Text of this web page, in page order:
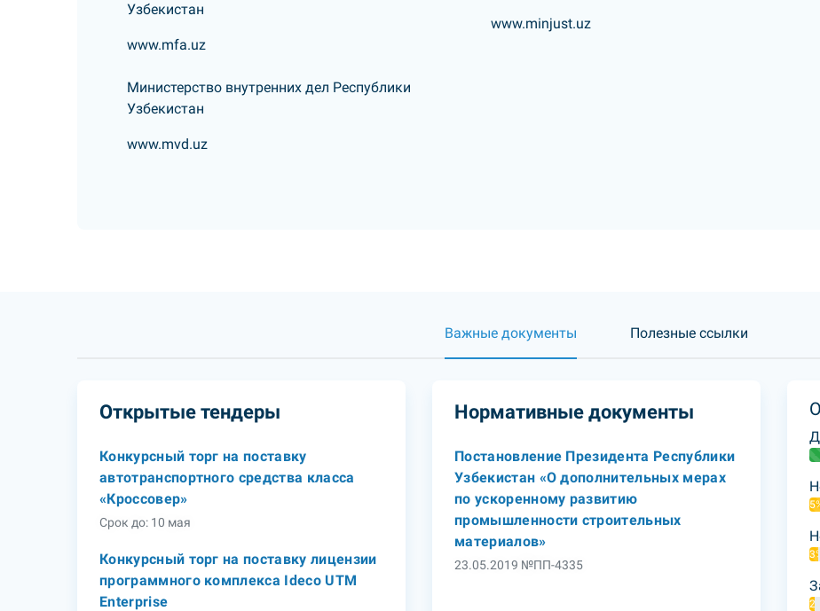
Узбекистан
www.mfa.uz
www.minjust.uz
Министерство внутренних дел Республики
Узбекистан
www.mvd.uz
Важные документы Полезные ссылки
Открытые тендеры
Конкурсный торг на поставку
автотранспортного средства класса
«Кроссовер»
Срок до: 10 мая
Конкурсный торг на поставку лицензии
программного комплекса Ideco UTM
Enterprise
Нормативные документы
Постановление Президента Республики
Узбекистан «О дополнительных мерах
по ускоренному развитию
промышленности строительных
материалов»
23.05.2019 №ПП-4335
3%
2%